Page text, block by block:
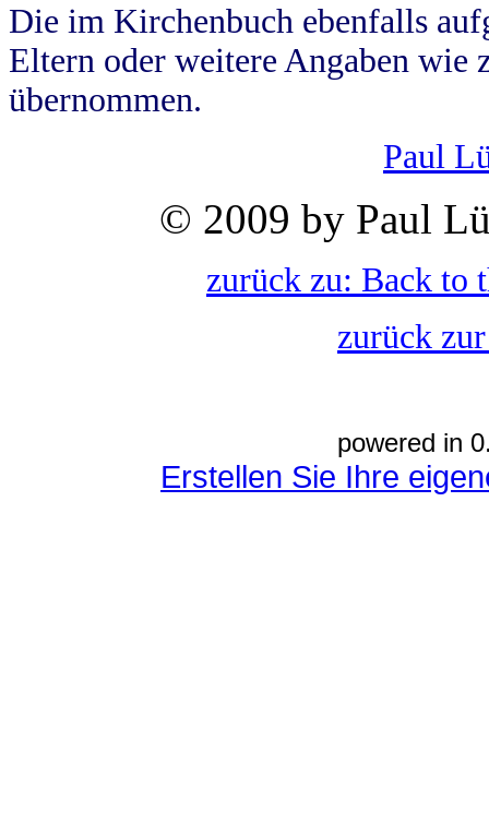
Die im Kirchenbuch ebenfalls
Eltern oder weitere Angaben wie
übernommen.
Paul
© 2009 by Paul
zurück zu: Back to
zurück
powered in
Erstellen Sie Ihre